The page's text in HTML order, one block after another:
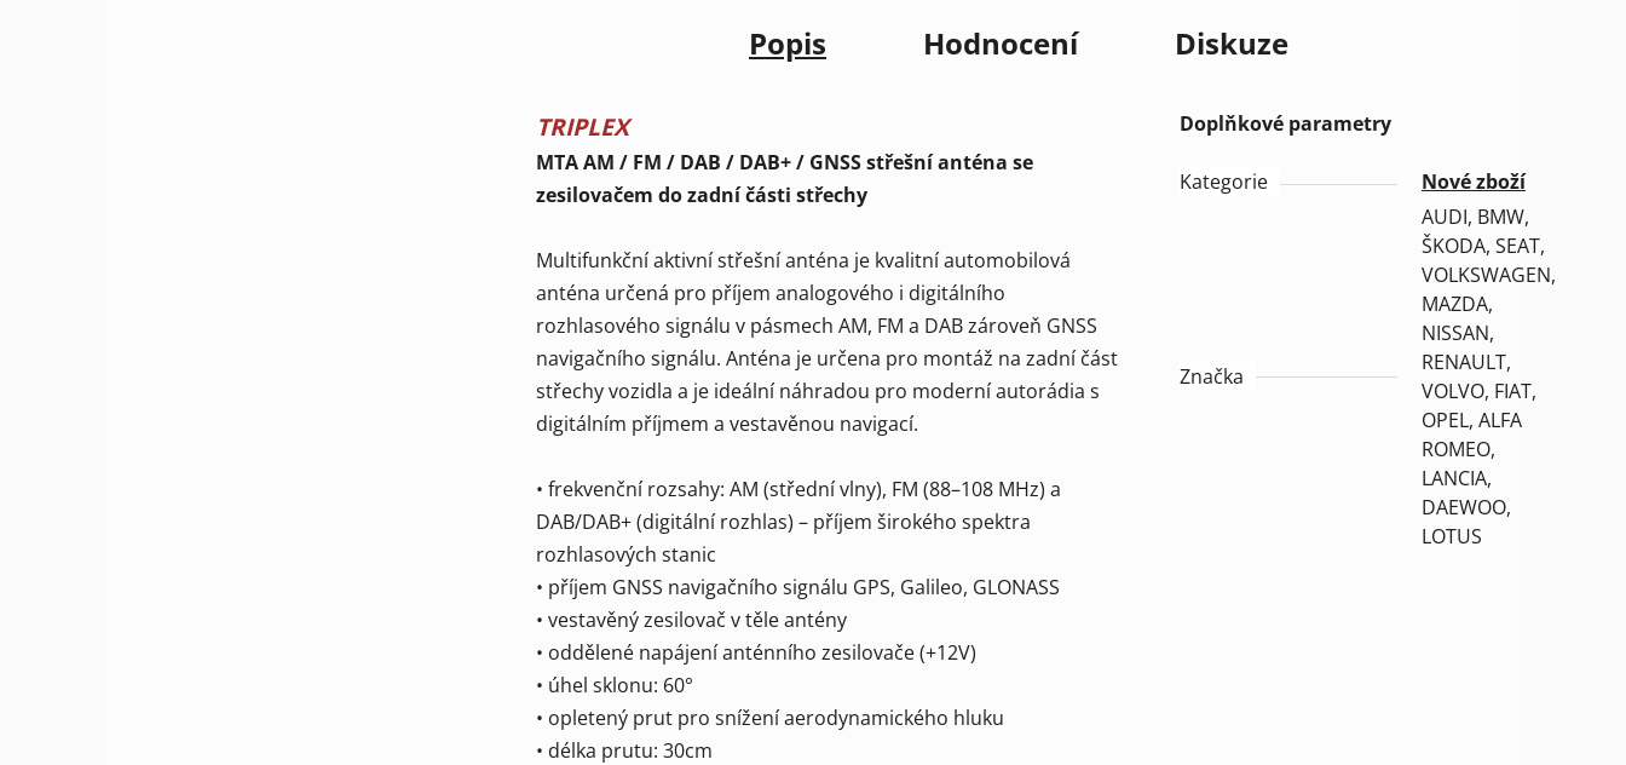
Popis Hodnocení Diskuze
TRIPLEX
MTA AM / FM / DAB / DAB+ / GNSS střešní anténa se
zesilovačem do zadní části střechy
Multifunkční aktivní střešní anténa je kvalitní automobilová
anténa určená pro příjem analogového i digitálního
rozhlasového signálu v pásmech AM, FM a DAB zároveň GNSS
navigačního signálu. Anténa je určena pro montáž na zadní část
střechy vozidla a je ideální náhradou pro moderní autorádia s
digitálním příjmem a vestavěnou navigací.
• frekvenční rozsahy: AM (střední vlny), FM (88–108 MHz) a
DAB/DAB+ (digitální rozhlas) – příjem širokého spektra
rozhlasových stanic
• příjem GNSS navigačního signálu GPS, Galileo, GLONASS
• vestavěný zesilovač v těle antény
• oddělené napájení anténního zesilovače (+12V)
• úhel sklonu: 60°
• opletený prut pro snížení aerodynamického hluku
• délka prutu: 30cm
Doplňkové parametry
Kategorie Nové zboží
Značka
AUDI, BMW,
ŠKODA, SEAT,
VOLKSWAGEN,
MAZDA,
NISSAN,
RENAULT,
VOLVO, FIAT,
OPEL, ALFA
ROMEO,
LANCIA,
DAEWOO,
LOTUS